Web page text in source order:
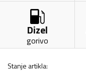
Dizel
gorivo
Stanje artikla: